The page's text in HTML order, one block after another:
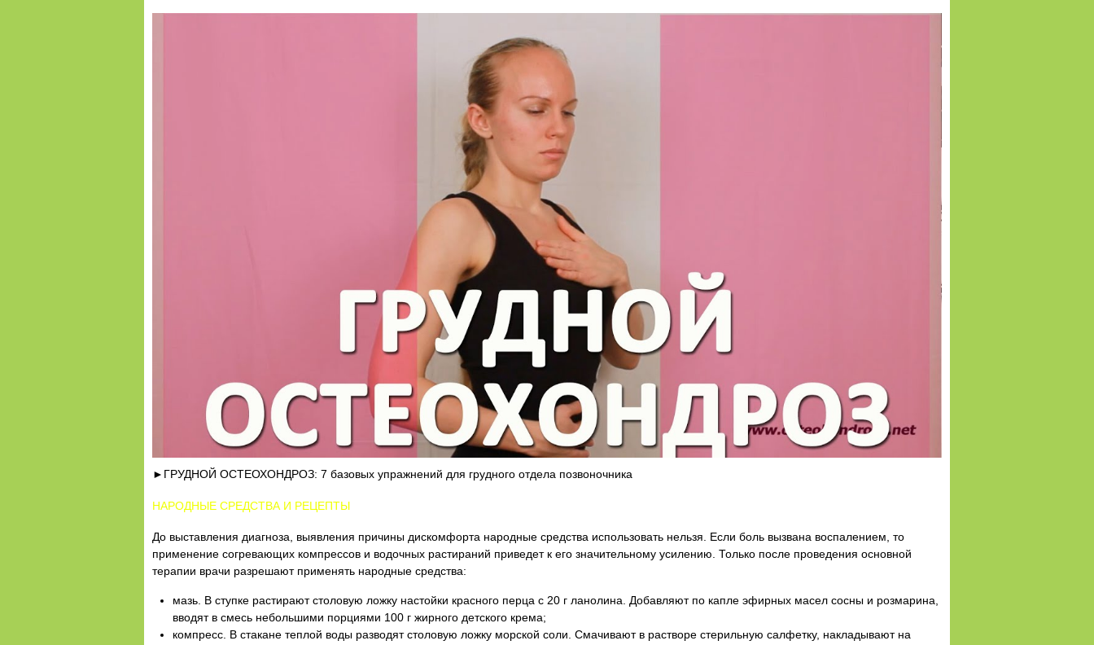
►ГРУДНОЙ ОСТЕОХОНДРОЗ: 7 базовых упражнений для грудного отдела позвоночника
НАРОДНЫЕ СРЕДСТВА И РЕЦЕПТЫ
До выставления диагноза, выявления причины дискомфорта народные средства использовать нельзя. Если боль вызвана воспалением, то
применение согревающих компрессов и водочных растираний приведет к его значительному усилению. Только после проведения основной
терапии врачи разрешают применять народные средства:
мазь. В ступке растирают столовую ложку настойки красного перца с 20 г ланолина. Добавляют по капле эфирных масел сосны и розмарина,
вводят в смесь небольшими порциями 100 г жирного детского крема;
компресс. В стакане теплой воды разводят столовую ложку морской соли. Смачивают в растворе стерильную салфетку, накладывают на